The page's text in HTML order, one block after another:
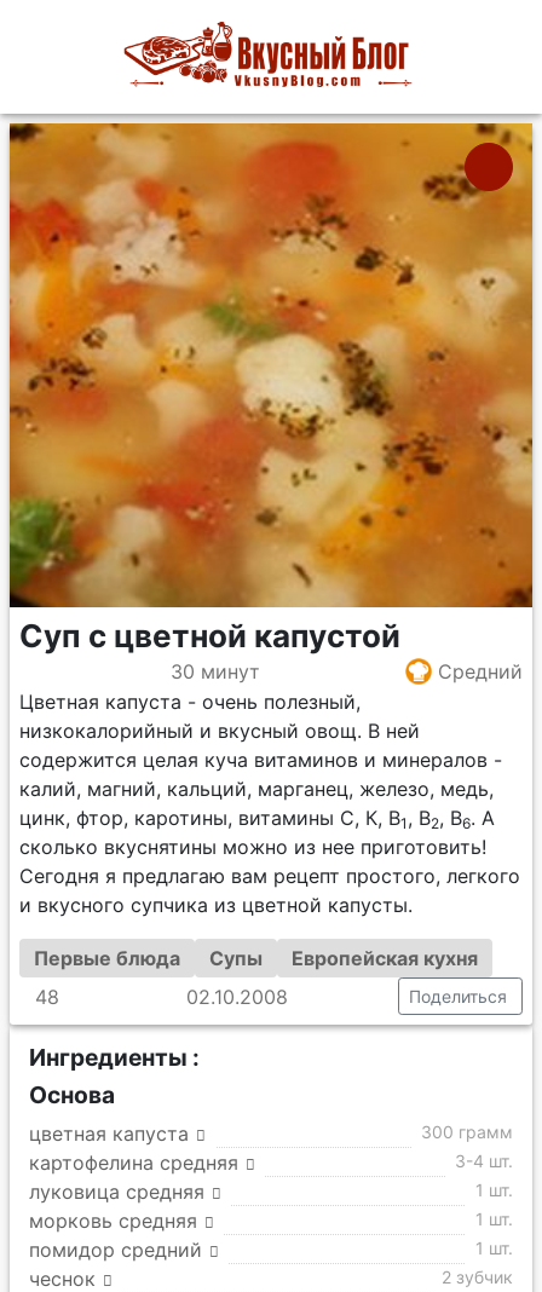
Суп с цветной капустой
30 минут
Средний
Цветная капуста - очень полезный,
низкокалорийный и вкусный овощ. В ней
содержится целая куча витаминов и минералов -
калий, магний, кальций, марганец, железо, медь,
цинк, фтор, каротины, витамины С, К, В1 , В2, В6. А
сколько вкуснятины можно из нее приготовить!
Сегодня я предлагаю вам рецепт простого, легкого
и вкусного супчика из цветной капусты.
Первые блюда Супы
Европейская кухня
48
02.10.2008 Поделиться
Ингредиенты :
Основа
цветная капуста 300 грамм
картофелина средняя 3-4 шт.
луковица средняя 1 шт.
морковь средняя 1 шт.
помидор средний 1 шт.
чеснок 2 зубчик